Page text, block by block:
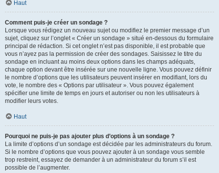
Haut
Comment puis-je créer un sondage ?
Lorsque vous rédigez un nouveau sujet ou modifiez le premier message d’un
sujet, cliquez sur l’onglet « Créer un sondage » situé en-dessous du formulaire
principal de rédaction. Si cet onglet n’est pas disponible, il est probable que
vous n’ayez pas la permission de créer des sondages. Saisissez le titre du
sondage en incluant au moins deux options dans les champs adéquats,
chaque option devant être insérée sur une nouvelle ligne. Vous pouvez définir
le nombre d’options que les utilisateurs peuvent insérer en modifiant, lors du
vote, le nombre des « Options par utilisateur ». Vous pouvez également
spécifier une limite de temps en jours et autoriser ou non les utilisateurs à
modifier leurs votes.
Haut
Pourquoi ne puis-je pas ajouter plus d’options à un sondage ?
La limite d’options d’un sondage est décidée par les administrateurs du forum.
Si le nombre d’options que vous pouvez ajouter à un sondage vous semble
trop restreint, essayez de demander à un administrateur du forum s’il est
possible de l’augmenter.